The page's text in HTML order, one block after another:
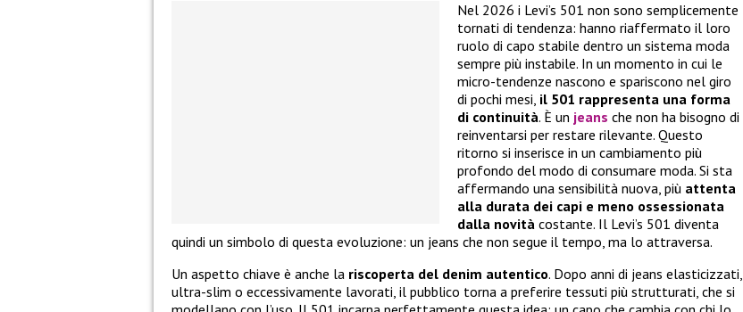
Nel 2026 i Levi’s 501 non sono semplicemente
tornati di tendenza: hanno riaffermato il loro
ruolo di capo stabile dentro un sistema moda
sempre più instabile. In un momento in cui le
micro-tendenze nascono e spariscono nel giro
di pochi mesi, il 501 rappresenta una forma
di continuità. È un jeans che non ha bisogno di
reinventarsi per restare rilevante. Questo
ritorno si inserisce in un cambiamento più
profondo del modo di consumare moda. Si sta
affermando una sensibilità nuova, più attenta
alla durata dei capi e meno ossessionata
dalla novità costante. Il Levi’s 501 diventa
quindi un simbolo di questa evoluzione: un jeans che non segue il tempo, ma lo attraversa.
Un aspetto chiave è anche la riscoperta del denim autentico. Dopo anni di jeans elasticizzati,
ultra-slim o eccessivamente lavorati, il pubblico torna a preferire tessuti più strutturati, che si